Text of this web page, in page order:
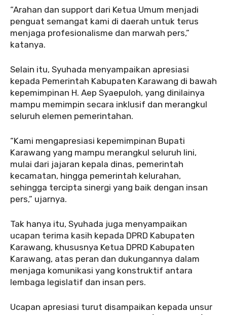
“Arahan dan support dari Ketua Umum menjadi
penguat semangat kami di daerah untuk terus
menjaga profesionalisme dan marwah pers,”
katanya.
Selain itu, Syuhada menyampaikan apresiasi
kepada Pemerintah Kabupaten Karawang di bawah
kepemimpinan H. Aep Syaepuloh, yang dinilainya
mampu memimpin secara inklusif dan merangkul
seluruh elemen pemerintahan.
“Kami mengapresiasi kepemimpinan Bupati
Karawang yang mampu merangkul seluruh lini,
mulai dari jajaran kepala dinas, pemerintah
kecamatan, hingga pemerintah kelurahan,
sehingga tercipta sinergi yang baik dengan insan
pers,” ujarnya.
Tak hanya itu, Syuhada juga menyampaikan
ucapan terima kasih kepada DPRD Kabupaten
Karawang, khususnya Ketua DPRD Kabupaten
Karawang, atas peran dan dukungannya dalam
menjaga komunikasi yang konstruktif antara
lembaga legislatif dan insan pers.
Ucapan apresiasi turut disampaikan kepada unsur